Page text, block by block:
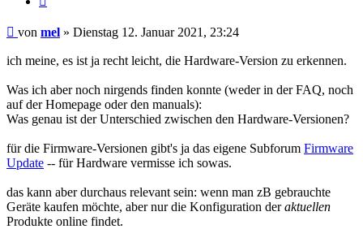
Beitrag
von mel » Dienstag 12. Januar 2021, 23:24
ich meine, es ist ja recht leicht, die Hardware-Version zu erkennen.
Was ich aber noch nirgends finden konnte (weder in der FAQ, noch
auf der Homepage oder den manuals):
Was genau ist der Unterschied zwischen den Hardware-Versionen?
für die Firmware-Versionen gibt's ja das eigene Subforum Firmware
Update -- für Hardware vermisse ich sowas.
das kann aber durchaus relevant sein: wenn man zB gebrauchte
Geräte kaufen möchte, aber nur die Konfiguration deraktuellen
Produkte online findet.